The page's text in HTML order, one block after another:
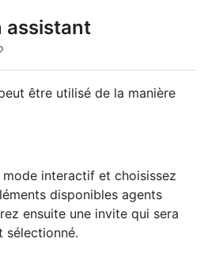
assistant
être utilisé de la manière
mode interactif et choisissez
disponibles agents
ensuite une invite qui sera
sélectionné.